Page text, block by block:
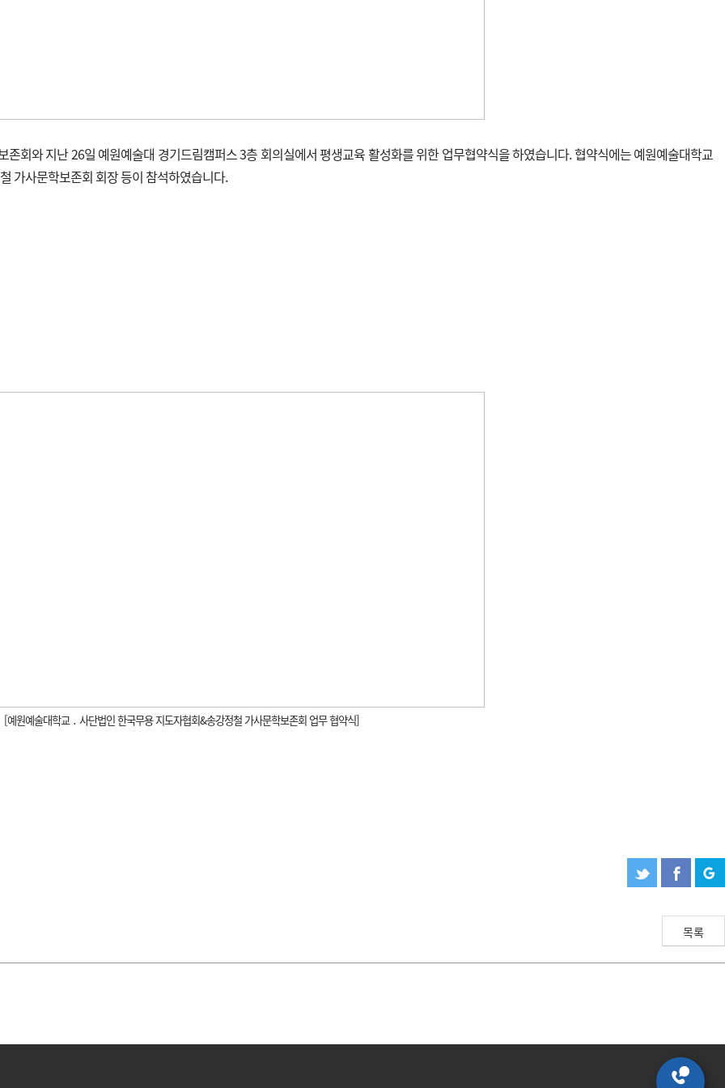
회와 지난 26일 예원예술대 경기드림캠퍼스 3층 회의실에서 평생교육 활성화를 위한 업무협약식을 하였습니다. 협약식에는 예원예술대학교
가사문학보존회 회장 등이 참석하였습니다.
[예원예술대학교 ․ 사단법인 한국무용 지도자협회&송강정철 가사문학보존회 업무 협약식]
목록